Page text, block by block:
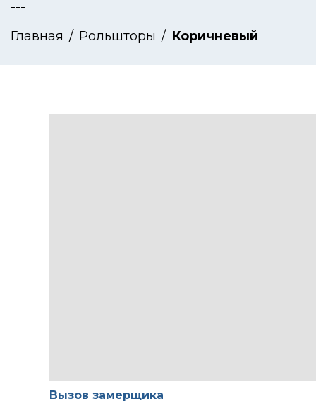
---
Главная
Рольшторы Коричневый
Вызов замерщика